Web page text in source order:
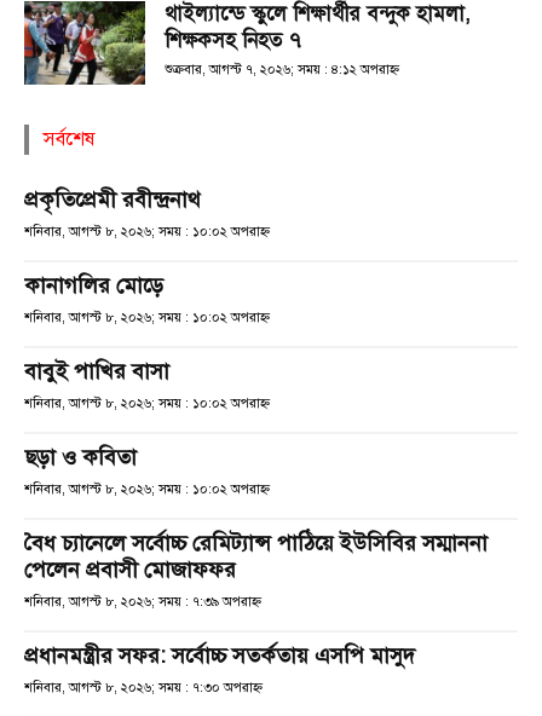
থাইল্যান্ডে স্কুলে শিক্ষার্থীর বন্দুক হামলা,
শিক্ষকসহ নিহত ৭
শুক্রবার, আগস্ট ৭, ২০২৬; সময় : ৪:১২ অপরাহ্ণ
সর্বশেষ
প্রকৃতিপ্রেমী রবীন্দ্রনাথ
শনিবার, আগস্ট ৮, ২০২৬; সময় : ১০:০২ অপরাহ্ণ
কানাগলির মোড়ে
শনিবার, আগস্ট ৮, ২০২৬; সময় : ১০:০২ অপরাহ্ণ
বাবুই পাখির বাসা
শনিবার, আগস্ট ৮, ২০২৬; সময় : ১০:০২ অপরাহ্ণ
ছড়া ও কবিতা
শনিবার, আগস্ট ৮, ২০২৬; সময় : ১০:০২ অপরাহ্ণ
বৈধ চ্যানেলে সর্বোচ্চ রেমিট্যান্স পাঠিয়ে ইউসিবির সম্মাননা
পেলেন প্রবাসী মোজাফফর
শনিবার, আগস্ট ৮, ২০২৬; সময় : ৭:৩৯ অপরাহ্ণ
প্রধানমন্ত্রীর সফর: সর্বোচ্চ সতর্কতায় এসপি মাসুদ
শনিবার, আগস্ট ৮, ২০২৬; সময় : ৭:৩০ অপরাহ্ণ